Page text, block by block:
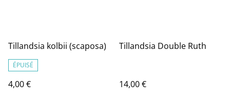
Tillandsia kolbii (scaposa)
ÉPUISÉ
4,00 €
Tillandsia Double Ruth
14,00 €